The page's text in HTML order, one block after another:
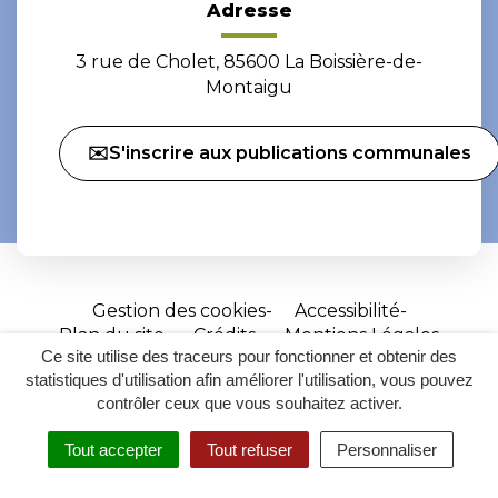
Ce site utilise des traceurs pour fonctionner et obtenir des
statistiques d'utilisation afin améliorer l'utilisation, vous pouvez
contrôler ceux que vous souhaitez activer.
Tout accepter Tout refuser Personnaliser
RECHERCHER
ACCESSIBILITÉ
Adresse
3 rue de Cholet, 85600 La Boissière-de-
Montaigu
✉️S'inscrire aux publications communales
Gestion des cookies
Accessibilité
Plan du site
Crédits
Mentions Légales
Site
réalisé
par
Inovagora